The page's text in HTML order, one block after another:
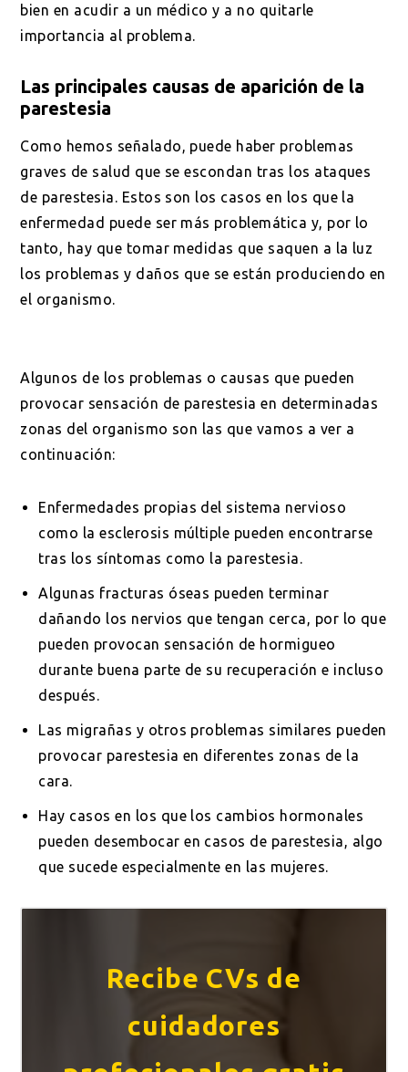
bien en acudir a un médico y a no quitarle
importancia al problema.
Las principales causas de aparición de la
parestesia
Como hemos señalado, puede haber problemas
graves de salud que se escondan tras los ataques
de parestesia. Estos son los casos en los que la
enfermedad puede ser más problemática y, por lo
tanto, hay que tomar medidas que saquen a la luz
los problemas y daños que se están produciendo en
el organismo.
Algunos de los problemas o causas que pueden
provocar sensación de parestesia en determinadas
zonas del organismo son las que vamos a ver a
continuación:
Enfermedades propias del sistema nervioso
como la esclerosis múltiple pueden encontrarse
tras los síntomas como la parestesia.
Algunas fracturas óseas pueden terminar
dañando los nervios que tengan cerca, por lo que
pueden provocan sensación de hormigueo
durante buena parte de su recuperación e incluso
después.
Las migrañas y otros problemas similares pueden
provocar parestesia en diferentes zonas de la
cara.
Hay casos en los que los cambios hormonales
pueden desembocar en casos de parestesia, algo
que sucede especialmente en las mujeres.
Recibe CVs de
cuidadores